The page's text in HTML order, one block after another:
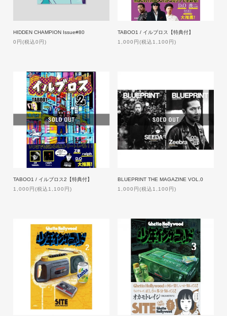
HIDDEN CHAMPION Issue#80
0円(税込0円)
TABOO1 / イルブロス【特典付】
1,000円(税込1,100円)
TABOO1 / イルブロス2【特典付】
1,000円(税込1,100円)
BLUEPRINT THE MAGAZINE VOL.0
1,000円(税込1,100円)